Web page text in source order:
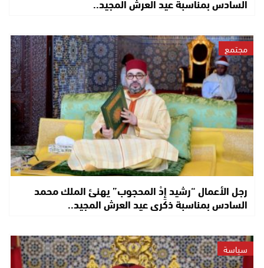
مجتمع
رجل الأعمال “رشيد إِدْ المحجوب” يهنئ الملك محمد
السادس بمناسبة ذكرى عيد العرش المجيد..
سياسة